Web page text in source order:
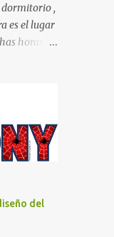
,
es el lugar
horas y
todos los
que éste
y
brindar la
buena
que
blanco es
del